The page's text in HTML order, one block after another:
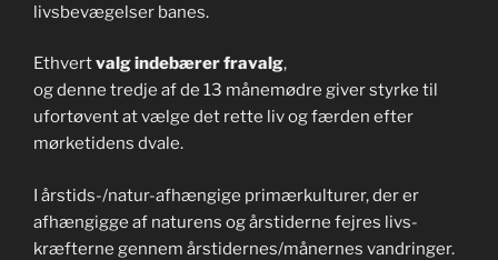
livsbevægelser banes.
Ethvertvalg indebærer fravalg,
og denne tredje af de 13 månemødre giver styrke til
ufortøvent at vælge det rette liv og færden efter
mørketidens dvale.
I årstids-/natur-afhængige primærkulturer, der er
afhængigge af naturens og årstiderne fejres livs-
kræfterne gennem årstidernes/månernes vandringer.